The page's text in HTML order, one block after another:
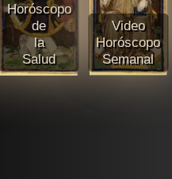
Horóscopo
de
la
Salud
Video
Horóscopo
Semanal